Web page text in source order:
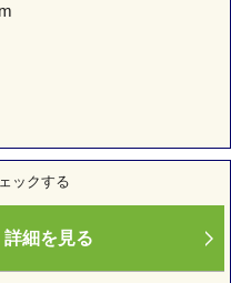
ックする
詳細を見る